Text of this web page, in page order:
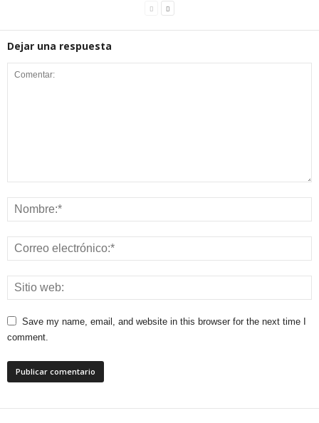
Dejar una respuesta
Save my name, email, and website in this browser for the next time I
comment.